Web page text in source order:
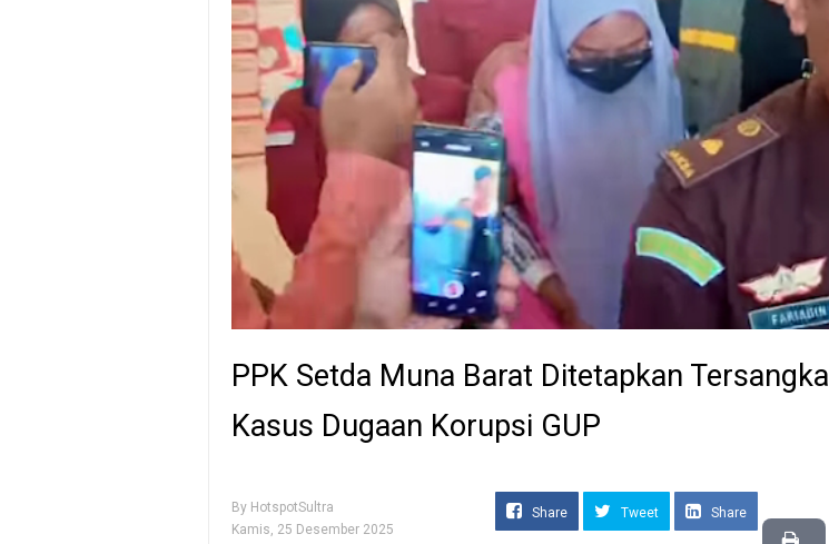
PPK Setda Muna Barat Ditetapkan Tersangka
Kasus Dugaan Korupsi GUP
By HotspotSultra
Kamis, 25 Desember 2025
Share Tweet Share